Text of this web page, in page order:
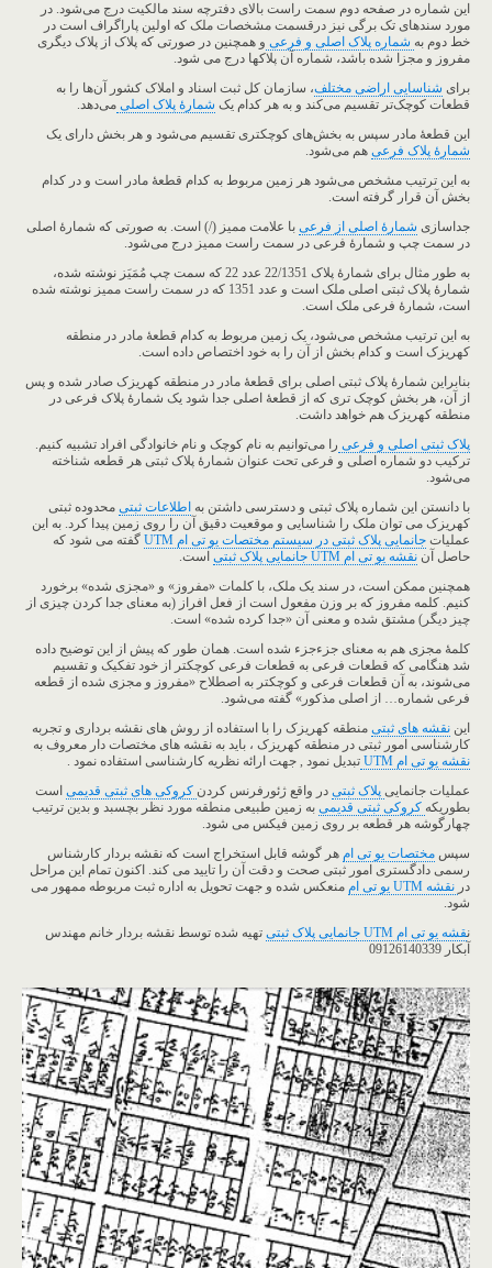
این شماره در صفحه دوم سمت راست بالای دفترچه سند مالکیت درج می‌شود. در
مورد سندهای تک برگی نیز درقسمت مشخصات ملک که اولین پاراگراف است در
خط دوم به شماره پلاک اصلی و فرعی و همچنین در صورتی که پلاک از پلاک دیگری
مفروز و مجزا شده باشد، شماره آن پلاکها درج می شود.
برای شناسایی اراضی مختلف، سازمان کل ثبت اسناد و املاک کشور آن‌ها را به
قطعات کوچک‌تر تقسیم می‌کند و به هر کدام یک شمارۀ پلاک اصلی می‌دهد.
این قطعۀ مادر سپس به بخش‌های کوچکتری تقسیم می‌شود و هر بخش دارای یک
شمارۀ پلاک فرعی هم می‌شود.
به این ترتیب مشخص می‌شود هر زمین مربوط به کدام قطعۀ مادر است و در کدام
بخش آن قرار گرفته است.
جداسازی شمارۀ اصلی از فرعی با علامت ممیز (/) است. به صورتی که شمارۀ اصلی
در سمت چپ و شمارۀ فرعی در سمت راست ممیز درج می‌شود.
به طور مثال برای شمارۀ پلاک 22/1351 عدد 22 که سمت چپ مُمَیَز نوشته شده،
شمارۀ پلاک ثبتی اصلی ملک است و عدد 1351 که در سمت راست ممیز نوشته شده
است، شمارۀ فرعی ملک است.
به این ترتیب مشخص می‌شود، یک زمین مربوط به کدام قطعۀ مادر در منطقه
کهریزک است و کدام بخش از آن را به خود اختصاص داده است.
بنابراین شمارۀ پلاک ثبتی اصلی برای قطعۀ مادر در منطقه کهریزک صادر شده و پس
از آن، هر بخش کوچک تری که از قطعۀ اصلی جدا شود یک شمارۀ پلاک فرعی در
منطقه کهریزک هم خواهد داشت.
پلاک ثبتی اصلی و فرعی را می‌توانیم به نام کوچک و نام خانوادگی افراد تشبیه کنیم.
ترکیب دو شماره اصلی و فرعی تحت عنوان شمارۀ پلاک ثبتی هر قطعه شناخته
می‌شود.
با دانستن این شماره پلاک ثبتی و دسترسی داشتن به اطلاعات ثبتی محدوده ثبتی
کهریزک می توان ملک را شناسایی و موقعیت دقیق آن را روی زمین پیدا کرد. به این
عملیات جانمایی پلاک ثبتی در سیستم مختصات یو تی ام UTM
گفته می شود که
حاصل آن نقشه یو تی ام UTM جانمایی پلاک ثبتی
است.
همچنین ممکن است، در سند یک ملک، با کلمات «مفروز» و «مجزی شده» برخورد
کنیم. کلمه مفروز که بر وزن مفعول است از فعل افراز (به معنای جدا کردن چیزی از
چیز دیگر) مشتق شده و معنی آن «جدا کرده شده» است.
کلمۀ مجزی هم به معنای جزء‌جزء شده است. همان ‌طور که پیش از این توضیح داده
شد هنگامی که قطعات فرعی به قطعات فرعی کوچکتر از خود تفکیک و تقسیم
می‌شوند، به آن قطعات فرعی و کوچکتر به اصطلاح «مفروز و مجزی شده از قطعه
فرعی شماره… از اصلی مذکور» گفته می‌شود.
این نقشه های ثبتی منطقه کهریزک را با استفاده از روش های نقشه برداری و تجربه
کارشناسی امور ثبتی در منطقه کهریزک ، باید به نقشه های مختصات دار معروف به
نقشه یو تی ام UTM
تبدیل نمود , جهت ارائه نظریه کارشناسی استفاده نمود .
عملیات جانمایی پلاک ثبتی در واقع ژئورفرنس کردن کروکی های ثبتی قدیمی است
بطوریکه کروکی ثبتی قدیمی به زمین طبیعی منطقه مورد نظر بچسبد و بدین ترتیب
چهارگوشه هر قطعه بر روی زمین فیکس می شود.
سپس مختصات یو تی ام هر گوشه قابل استخراج است که نقشه بردار کارشناس
رسمی دادگستری امور ثبتی صحت و دقت آن را تایید می کند. اکنون تمام این مراحل
در نقشه UTM یو تی ام
منعکس شده و جهت تحویل به اداره ثبت مربوطه ممهور می
شود.
نقشه یو تی ام UTM جانمایی پلاک ثبتی
تهیه شده توسط نقشه بردار خانم مهندس
آبکار 09126140339